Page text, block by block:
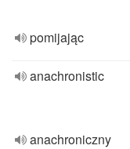
pomijając
anachronistic
anachroniczny